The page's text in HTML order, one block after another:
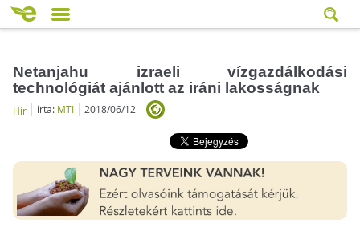
Netanjahu izraeli vízgazdálkodási
technológiát ajánlott az iráni lakosságnak
Hír írta: MTI 2018/06/12